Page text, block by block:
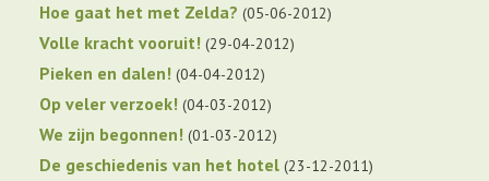
Hoe gaat het met Zelda? 05-06-2012
Volle kracht vooruit! 29-04-2012
Pieken en dalen! 04-04-2012
Op veler verzoek! 04-03-2012
We zijn begonnen! 01-03-2012
De geschiedenis van het hotel 23-12-2011